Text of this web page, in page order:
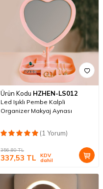
Ürün Kodu HZHEN-LS012
Led Işıklı Pembe Kalpli
Organizer Makyaj Aynası
(1 Yorum)
356,80TL
337,53 TL KDV
dahil